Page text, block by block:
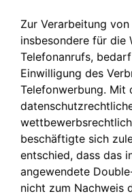
Zur Verarbeitung
insbesondere für die
Telefonanrufs,
Einwilligung des
Telefonwerbung. Mit
beschäftigte sich
entschied, dass das
angewendete
nicht zum Nachweis